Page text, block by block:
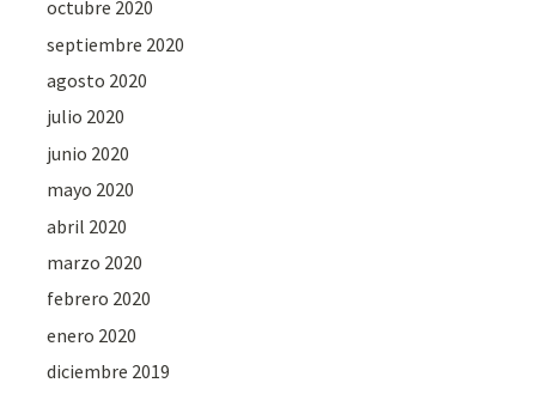
octubre 2020
septiembre 2020
agosto 2020
julio 2020
junio 2020
mayo 2020
abril 2020
marzo 2020
febrero 2020
enero 2020
diciembre 2019